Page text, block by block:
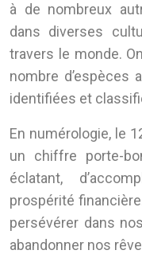
à de nombreux
dans diverses
travers le monde.
nombre d’espèces
identifiées et
En numérologie, le
un chiffre porte-
éclatant,
prospérité
persévérer dans
abandonner nos